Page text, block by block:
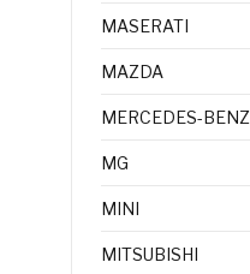
MASERATI
MAZDA
MERCEDES-BENZ
MG
MINI
MITSUBISHI